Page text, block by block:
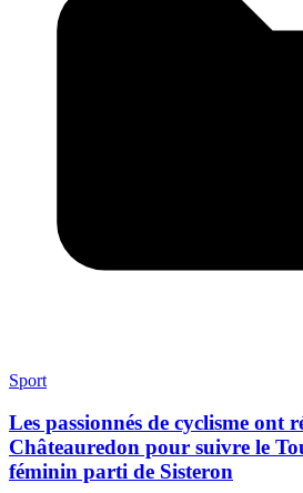
Sport
Les passionnés de cyclisme ont
Châteauredon pour suivre le
féminin parti de Sisteron